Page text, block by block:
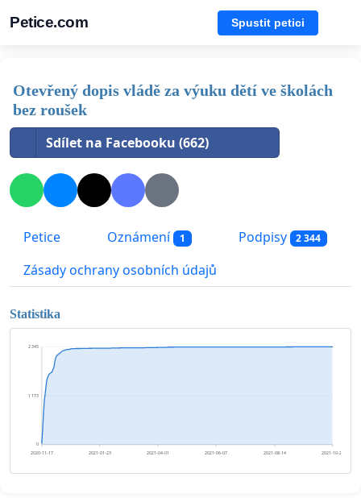
Petice.com Spustit petici
Otevřený dopis vládě za výuku dětí ve školách
bez roušek
Sdílet na Facebooku (662)
Petice Oznámení 1 Podpisy 2 344
Zásady ochrany osobních údajů
Statistika
0
1 173
2 345
2020-11-17 2021-01-23 2021-04-01 2021-06-07 2021-08-14 2021-10-20